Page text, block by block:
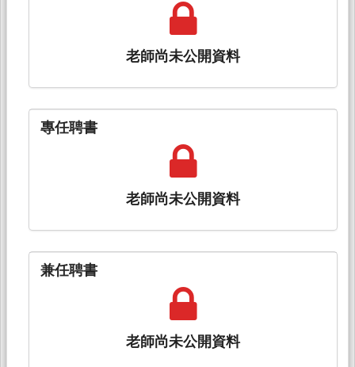
老師尚未公開資料
專任聘書
老師尚未公開資料
兼任聘書
老師尚未公開資料